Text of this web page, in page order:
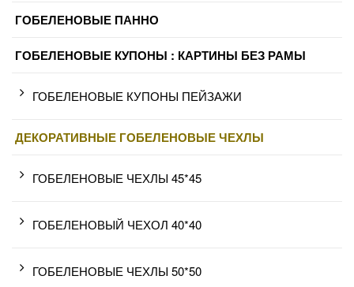
ГОБЕЛЕНОВЫЕ ПАННО
ГОБЕЛЕНОВЫЕ КУПОНЫ : КАРТИНЫ БЕЗ РАМЫ
ГОБЕЛЕНОВЫЕ КУПОНЫ ПЕЙЗАЖИ
ДЕКОРАТИВНЫЕ ГОБЕЛЕНОВЫЕ ЧЕХЛЫ
ГОБЕЛЕНОВЫЕ ЧЕХЛЫ 45*45
ГОБЕЛЕНОВЫЙ ЧЕХОЛ 40*40
ГОБЕЛЕНОВЫЕ ЧЕХЛЫ 50*50